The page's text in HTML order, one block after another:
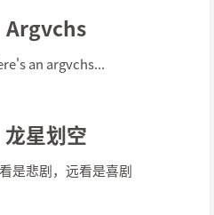
Argvchs
an argvchs...
龙星划空
是悲剧，远看是喜剧